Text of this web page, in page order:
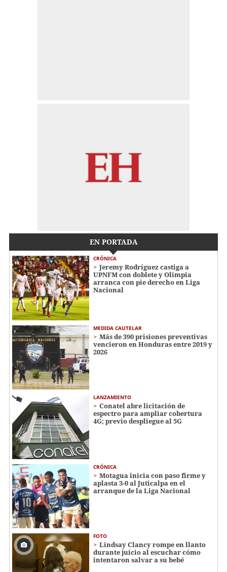
EN PORTADA
CRÓNICA
Jeremy Rodríguez castiga a
UPNFM con doblete y Olimpia
arranca con pie derecho en Liga
Nacional
MEDIDA CAUTELAR
Más de 390 prisiones preventivas
vencieron en Honduras entre 2019 y
2026
LANZAMIENTO
Conatel abre licitación de
espectro para ampliar cobertura
4G; previo despliegue al 5G
CRÓNICA
Motagua inicia con paso firme y
aplasta 3-0 al Juticalpa en el
arranque de la Liga Nacional
FOTO
Lindsay Clancy rompe en llanto
durante juicio al escuchar cómo
intentaron salvar a su bebé